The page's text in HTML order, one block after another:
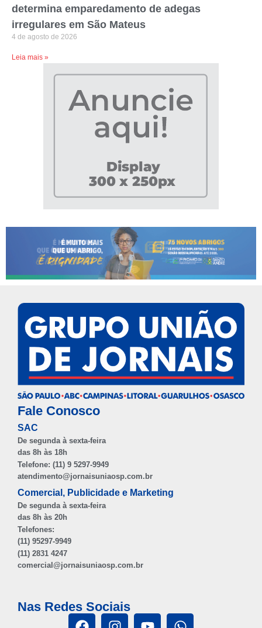
determina emparedamento de adegas
irregulares em São Mateus
4 de agosto de 2026
Leia mais »
Fale Conosco
SAC
De segunda à sexta-feira
das 8h às 18h
Telefone: (11) 9 5297-9949
atendimento@jornaisuniaosp.com.br
Comercial, Publicidade e Marketing
De segunda à sexta-feira
das 8h às 20h
Telefones:
(11) 95297-9949
(11) 2831 4247
comercial@jornaisuniaosp.com.br
Nas Redes Sociais